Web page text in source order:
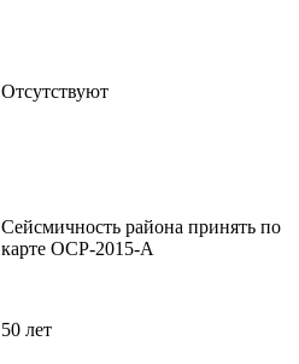
Отсутствуют
Сейсмичность района принять по
карте ОСР-2015-А
50 лет